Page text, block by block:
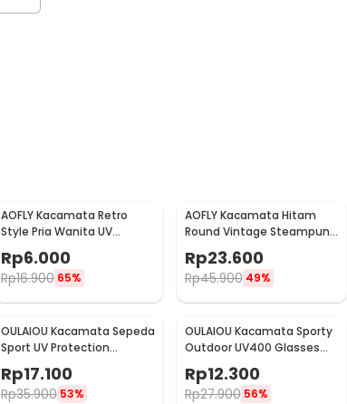
AOFLY Kacamata Retro
Style Pria Wanita UV
Protection Sunglassses -
1125
Rp6.000
Rp16.900 65%
AOFLY Kacamata Hitam
Round Vintage Steampunk
Sunglasses
Rp23.600
Rp45.900 49%
OULAIOU Kacamata Sepeda
Sport UV Protection
Sunglasses - AJ1
Rp17.100
Rp35.900 53%
OULAIOU Kacamata Sporty
Outdoor UV400 Glasses
Silicone Frame - 9837
Rp12.300
Rp27.900 56%